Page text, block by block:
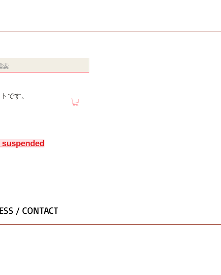
です。
/ CONTACT